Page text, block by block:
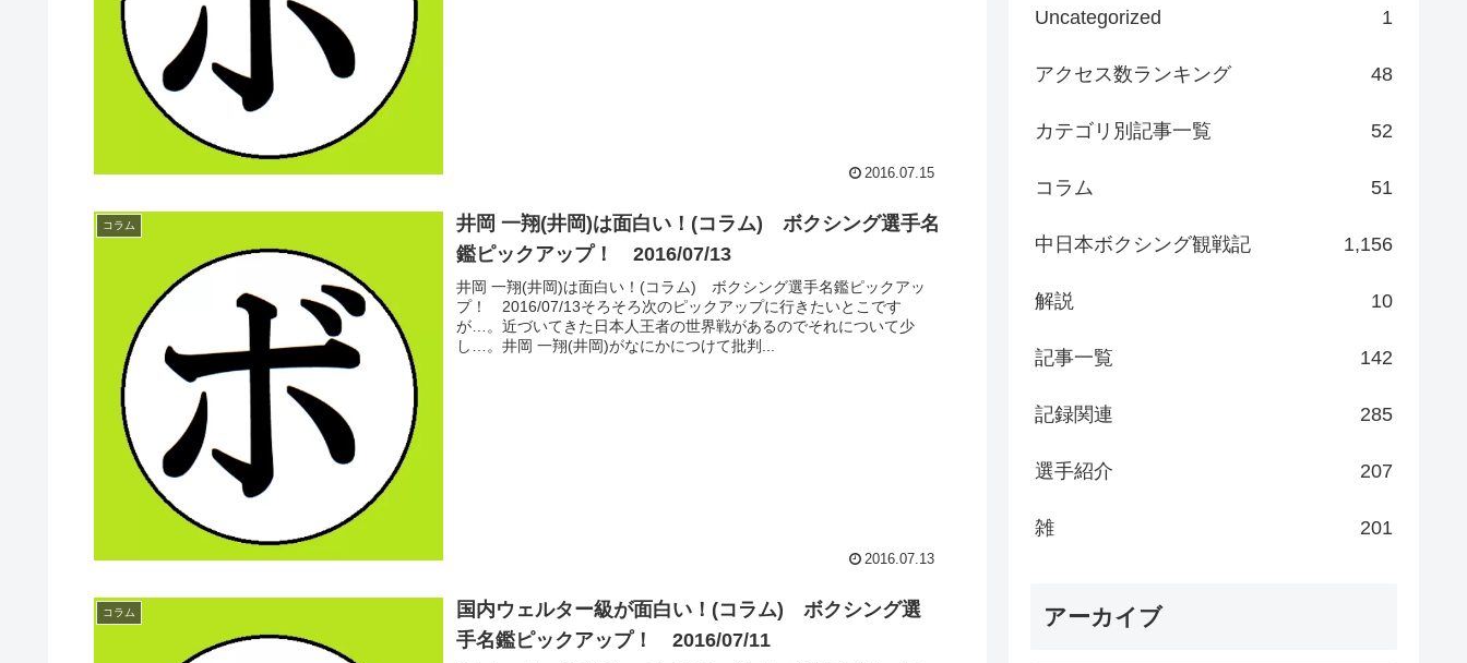
2016.07.15
コラム
井岡 一翔(井岡)は面白い！(コラム) ボクシング選手名
鑑ピックアップ！ 2016/07/13
井岡 一翔(井岡)は面白い！(コラム) ボクシング選手名鑑ピックアッ
プ！ 2016/07/13そろそろ次のピックアップに行きたいとこです
が…。近づいてきた日本人王者の世界戦があるのでそれについて少
し…。井岡 一翔(井岡)がなにかにつけて批判...
2016.07.13
コラム
国内ウェルター級が面白い！(コラム) ボクシング選
手名鑑ピックアップ！ 2016/07/11
Uncategorized 1
アクセス数ランキング 48
カテゴリ別記事一覧 52
コラム 51
中日本ボクシング観戦記 1,156
解説 10
記事一覧 142
記録関連 285
選手紹介 207
雑 201
アーカイブ